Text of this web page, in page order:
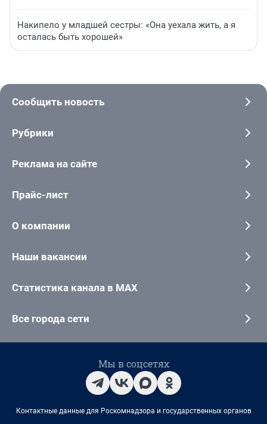
Накипело у младшей сестры: «Она уехала жить, а я
осталась быть хорошей»
Сообщить новость
Рубрики
Реклама на сайте
Прайс-лист
О компании
Наши вакансии
Статистика канала в MAX
Все города сети
Мы в соцсетях
Контактные данные для Роскомнадзора и государственных органов